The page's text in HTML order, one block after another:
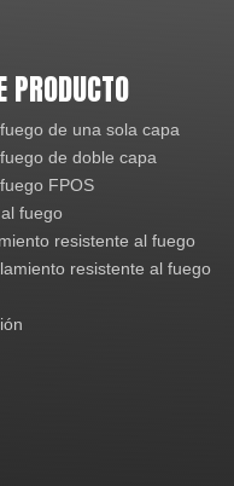
PRODUCTO
de una sola capa
de doble capa
FPOS
fuego
resistente al fuego
resistente al fuego